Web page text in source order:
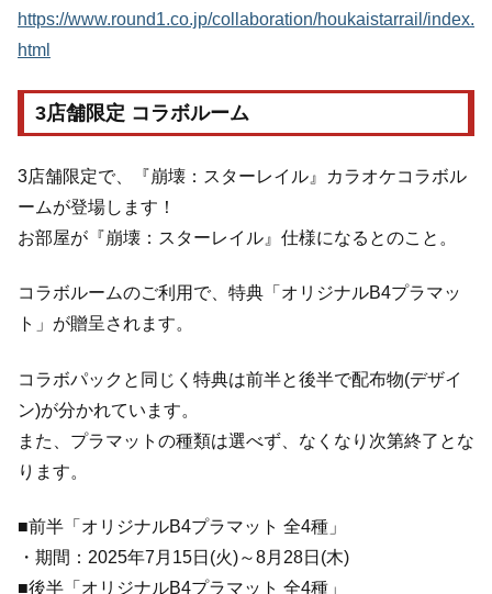
https://www.round1.co.jp/collaboration/houkaistarrail/index.
html
3店舗限定 コラボルーム
3店舗限定で、『崩壊：スターレイル』カラオケコラボル
ームが登場します！
お部屋が『崩壊：スターレイル』仕様になるとのこと。
コラボルームのご利用で、特典「オリジナルB4プラマッ
ト」が贈呈されます。
コラボパックと同じく特典は前半と後半で配布物(デザイ
ン)が分かれています。
また、プラマットの種類は選べず、なくなり次第終了とな
ります。
■前半「オリジナルB4プラマット 全4種」
・期間：2025年7月15日(火)～8月28日(木)
■後半「オリジナルB4プラマット 全4種」